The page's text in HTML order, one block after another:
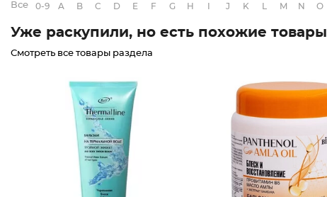
Все бренды
0-9 A B C D E F G H J K M N O
Уже раскупили, но есть похожие товары
Смотреть все товары раздела